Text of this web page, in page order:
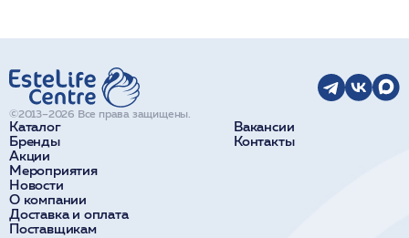
Каталог
Бренды
Акции
Мероприятия
Новости
О компании
Доставка и оплата
Поставщикам
Вакансии
Контакты
©2013–2026 Все права защищены.